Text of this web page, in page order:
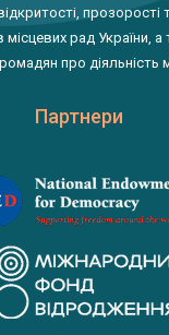
прозорості
місцевих рад України,
про діяльність
Партнери